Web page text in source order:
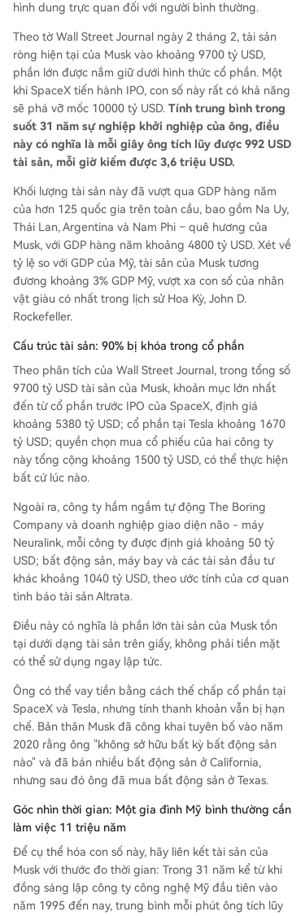
hình dung trực quan đối với người bình thường.
Theo tờ Wall Street Journal ngày 2 tháng 2, tài sản
ròng hiện tại của Musk vào khoảng 9700 tỷ USD,
phần lớn được nắm giữ dưới hình thức cổ phần. Một
khi SpaceX tiến hành IPO, con số này rất có khả năng
sẽ phá vỡ mốc 10000 tỷ USD. Tính trung bình trong
suốt 31 năm sự nghiệp khởi nghiệp của ông, điều
này có nghĩa là mỗi giây ông tích lũy được 992 USD
tài sản, mỗi giờ kiếm được 3,6 triệu USD.
Khối lượng tài sản này đã vượt qua GDP hàng năm
của hơn 125 quốc gia trên toàn cầu, bao gồm Na Uy,
Thái Lan, Argentina và Nam Phi – quê hương của
Musk, với GDP hàng năm khoảng 4800 tỷ USD. Xét về
tỷ lệ so với GDP của Mỹ, tài sản của Musk tương
đương khoảng 3% GDP Mỹ, vượt xa con số của nhân
vật giàu có nhất trong lịch sử Hoa Kỳ, John D.
Rockefeller.
Cấu trúc tài sản: 90% bị khóa trong cổ phần
Theo phân tích của Wall Street Journal, trong tổng số
9700 tỷ USD tài sản của Musk, khoản mục lớn nhất
đến từ cổ phần trước IPO của SpaceX, định giá
khoảng 5380 tỷ USD; cổ phần tại Tesla khoảng 1670
tỷ USD; quyền chọn mua cổ phiếu của hai công ty
này tổng cộng khoảng 1500 tỷ USD, có thể thực hiện
bất cứ lúc nào.
Ngoài ra, công ty hầm ngầm tự động The Boring
Company và doanh nghiệp giao diện não - máy
Neuralink, mỗi công ty được định giá khoảng 50 tỷ
USD; bất động sản, máy bay và các tài sản đầu tư
khác khoảng 1040 tỷ USD, theo ước tính của cơ quan
tình báo tài sản Altrata.
Điều này có nghĩa là phần lớn tài sản của Musk tồn
tại dưới dạng tài sản trên giấy, không phải tiền mặt
có thể sử dụng ngay lập tức.
Ông có thể vay tiền bằng cách thế chấp cổ phần tại
SpaceX và Tesla, nhưng tính thanh khoản vẫn bị hạn
chế. Bản thân Musk đã công khai tuyên bố vào năm
2020 rằng ông "không sở hữu bất kỳ bất động sản
nào" và đã bán nhiều bất động sản ở California,
nhưng sau đó ông đã mua bất động sản ở Texas.
Góc nhìn thời gian: Một gia đình Mỹ bình thường cần
làm việc 11 triệu năm
Để cụ thể hóa con số này, hãy liên kết tài sản của
Musk với thước đo thời gian: Trong 31 năm kể từ khi
đồng sáng lập công ty công nghệ Mỹ đầu tiên vào
năm 1995 đến nay, trung bình mỗi phút ông tích lũy